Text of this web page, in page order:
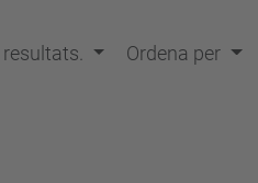
Ordena per